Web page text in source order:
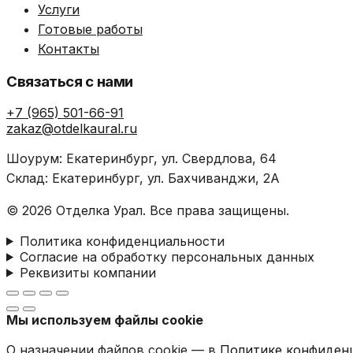
Услуги
Готовые работы
Контакты
Связаться с нами
+7 (965) 501-66-91
zakaz@otdelkaural.ru
Шоурум: Екатеринбург, ул. Свердлова, 64
Склад: Екатеринбург, ул. Бахчиванджи, 2А
© 2026 Отделка Урал. Все права защищены.
Политика конфиденциальности
Согласие на обработку персональных данных
Реквизиты компании
Мы используем файлы cookie
О назначении файлов cookie — в Политике